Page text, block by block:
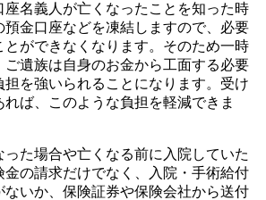
座名義人が亡くなったことを知った時
預金口座などを凍結しますので、必要
とができなくなります。そのため一時
ご遺族は自身のお金から工面する必要
担を強いられることになります。受け
ば、このような負担を軽減できま
た場合や亡くなる前に入院していた
金の請求だけでなく、入院・手術給付
ないか、保険証券や保険会社から送付